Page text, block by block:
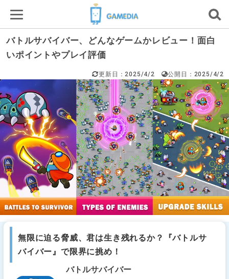
バトルサバイバー、どんなゲームかレビュー！面白
いポイントやプレイ評価
更新日：2025/4/2 公開日：2025/4/2
無限に迫る脅威、君は生き残れるか？『バトルサ
バイバー』で限界に挑め！
バトルサバイバー